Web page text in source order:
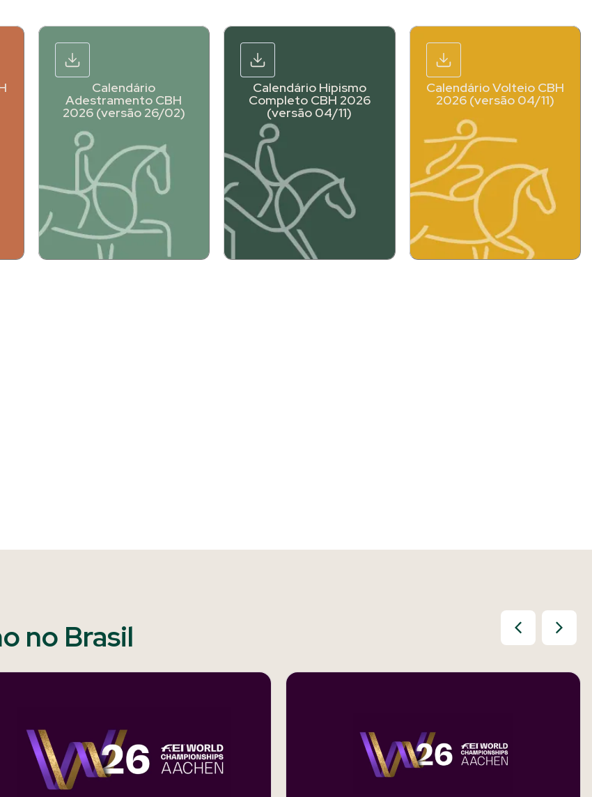
Calendário
Adestramento CBH
2026 (versão 26/02)
Calendário Hipismo
Completo CBH 2026
(versão 04/11)
Calendário Volteio CBH
2026 (versão 04/11)
no Brasil